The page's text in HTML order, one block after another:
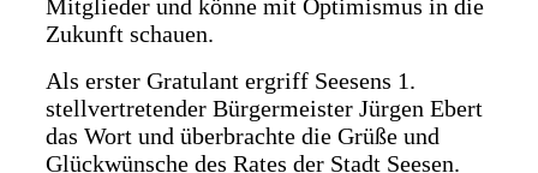
Mitglieder und könne mit Optimismus in die
Zukunft schauen.
Als erster Gratulant ergriff Seesens 1.
stellvertretender Bürgermeister Jürgen Ebert
das Wort und überbrachte die Grüße und
Glückwünsche des Rates der Stadt Seesen.